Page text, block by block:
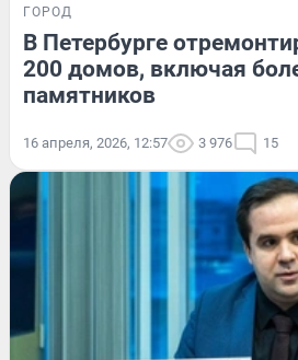
ГОРОД
В Петербурге
200 домов, включая
памятников
16 апреля, 2026, 12:57 3 976 15